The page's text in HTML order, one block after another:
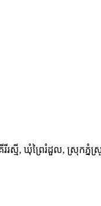
រស្មី, ឃុំព្រៃរំដួល, ស្រុកភ្នំស្